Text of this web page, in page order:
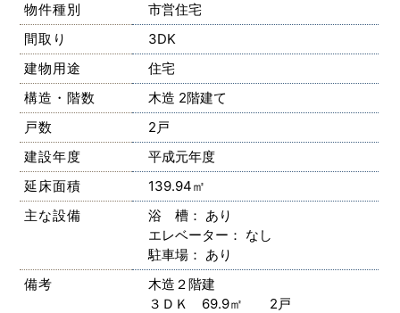
物件種別
市営住宅
間取り
3DK
建物用途
住宅
構造・階数
木造 2階建て
戸数
2戸
建設年度
平成元年度
延床面積
139.94㎡
主な設備
浴 槽： あり
エレベーター： なし
駐車場： あり
備考
木造２階建
３ＤＫ 69.9㎡ 2戸